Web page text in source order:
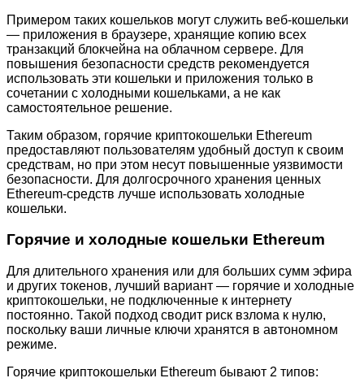
Примером таких кошельков могут служить веб-кошельки
— приложения в браузере, хранящие копию всех
транзакций блокчейна на облачном сервере. Для
повышения безопасности средств рекомендуется
использовать эти кошельки и приложения только в
сочетании с холодными кошельками, а не как
самостоятельное решение.
Таким образом, горячие криптокошельки Ethereum
предоставляют пользователям удобный доступ к своим
средствам, но при этом несут повышенные уязвимости
безопасности. Для долгосрочного хранения ценных
Ethereum-средств лучше использовать холодные
кошельки.
Горячие и холодные кошельки Ethereum
Для длительного хранения или для больших сумм эфира
и других токенов, лучший вариант — горячие и холодные
криптокошельки, не подключенные к интернету
постоянно. Такой подход сводит риск взлома к нулю,
поскольку ваши личные ключи хранятся в автономном
режиме.
Горячие криптокошельки Ethereum бывают 2 типов: